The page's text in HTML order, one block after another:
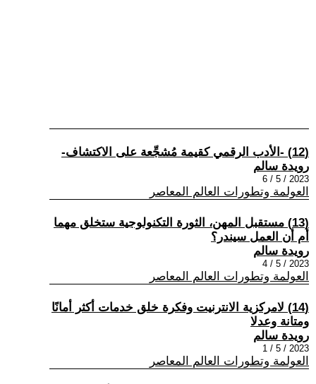
(12) -الأدب الرقمي كقيمة مُشجِّعة على الاكتشاف-
رويدة سالم
2023 / 5 / 6
العولمة وتطورات العالم المعاصر
(13) مستقبل المهن، الثورة التكنولوجية ستخلق مهما
أم أن العمل سيندر؟
رويدة سالم
2023 / 5 / 4
العولمة وتطورات العالم المعاصر
(14) لامركزية الانترنيت وفكرة خلق خدمات أكثر أمانًا
ومتانة وعدلا
رويدة سالم
2023 / 5 / 1
العولمة وتطورات العالم المعاصر